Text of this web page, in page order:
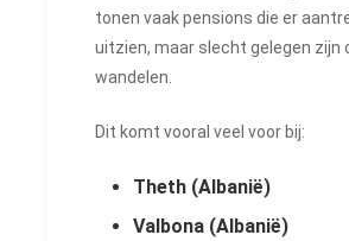
tonen vaak pensions die er
uitzien, maar slecht gelegen zijn
wandelen.
Dit komt vooral veel voor bij:
Theth (Albanië)
Valbona (Albanië)